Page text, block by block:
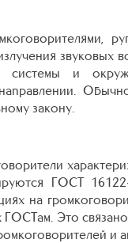
системы и
закону.
ГОСТ
на
ГОСТам. Это
и